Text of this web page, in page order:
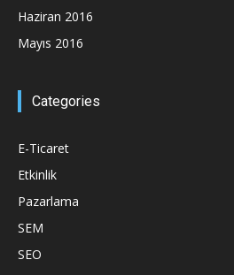
Haziran 2016
Mayıs 2016
Categories
E-Ticaret
Etkinlik
Pazarlama
SEM
SEO